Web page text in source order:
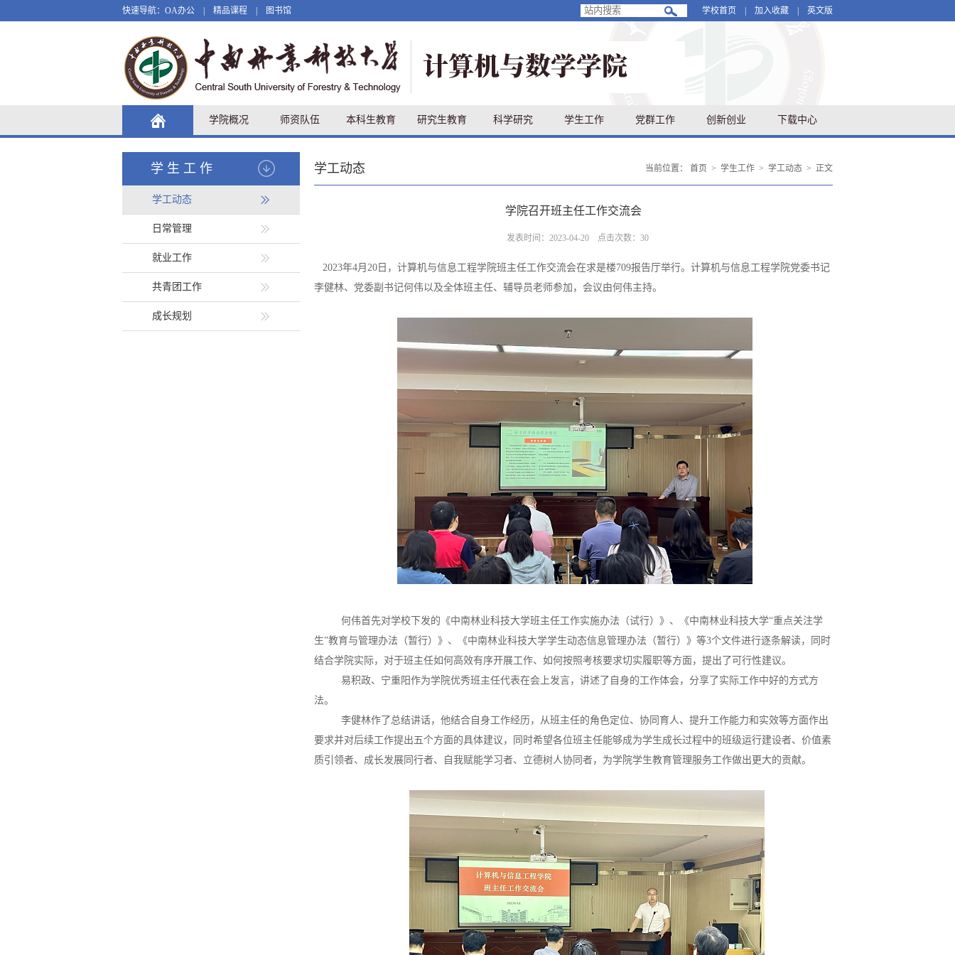
快速导航： OA办公 精品课程 图书馆 学校首页 加入收藏 英文版
学院概况 师资队伍 本科生教育 研究生教育 科学研究 学生工作 党群工作 创新创业 下载中心
学生工作
学工动态
日常管理
就业工作
共青团工作
成长规划
学工动态 当前位置： 首页 > 学生工作 > 学工动态 > 正文
学院召开班主任工作交流会
发表时间：2023-04-20 点击次数： 30
2023年4月20日，计算机与信息工程学院班主任工作交流会在求是楼709报告厅举行。计算机与信息工程学院党委书记
李健林、党委副书记何伟以及全体班主任、辅导员老师参加，会议由何伟主持。
何伟首先对学校下发的《中南林业科技大学班主任工作实施办法（试行）》、《中南林业科技大学“重点关注学
生”教育与管理办法（暂行）》、《中南林业科技大学学生动态信息管理办法（暂行）》等3个文件进行逐条解读，同时
结合学院实际，对于班主任如何高效有序开展工作、如何按照考核要求切实履职等方面，提出了可行性建议。
易积政、宁重阳作为学院优秀班主任代表在会上发言，讲述了自身的工作体会，分享了实际工作中好的方式方
法。
李健林作了总结讲话，他结合自身工作经历，从班主任的角色定位、协同育人、提升工作能力和实效等方面作出
要求并对后续工作提出五个方面的具体建议，同时希望各位班主任能够成为学生成长过程中的班级运行建设者、价值素
质引领者、成长发展同行者、自我赋能学习者、立德树人协同者，为学院学生教育管理服务工作做出更大的贡献。